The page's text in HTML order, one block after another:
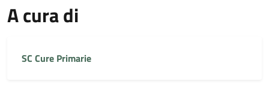
A cura di
SC Cure Primarie